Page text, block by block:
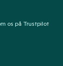
os på Trustpilot